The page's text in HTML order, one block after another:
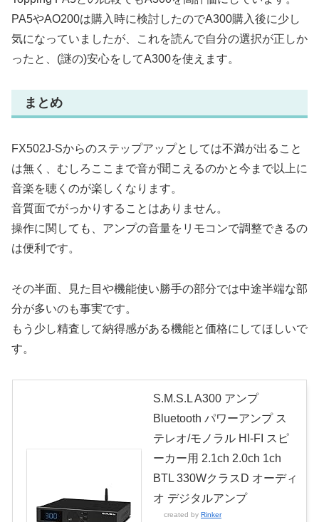
PA5やAO200は購入時に検討したのでA300購入後に少し
気になっていましたが、これを読んで自分の選択が正しか
ったと、(謎の)安心をしてA300を使えます。
まとめ
FX502J-Sからのステップアップとしては不満が出ること
は無く、むしろここまで音が聞こえるのかと今まで以上に
音楽を聴くのが楽しくなります。
音質面でがっかりすることはありません。
操作に関しても、アンプの音量をリモコンで調整できるの
は便利です。
その半面、見た目や機能使い勝手の部分では中途半端な部
分が多いのも事実です。
もう少し精査して納得感がある機能と価格にしてほしいで
す。
S.M.S.L A300 アンプ
Bluetooth パワーアンプ ス
テレオ/モノラル HI-FI スピ
ーカー用 2.1ch 2.0ch 1ch
BTL 330WクラスD オーディ
オ デジタルアンプ
created by Rinker